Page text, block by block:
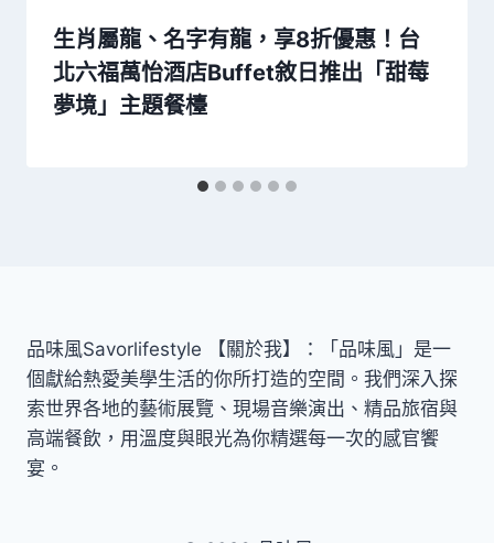
生肖屬龍、名字有龍，享8折優惠！台
北六福萬怡酒店Buffet敘日推出「甜莓
夢境」主題餐檯
品味風Savorlifestyle 【關於我】：「品味風」是一
個獻給熱愛美學生活的你所打造的空間。我們深入探
索世界各地的藝術展覽、現場音樂演出、精品旅宿與
高端餐飲，用溫度與眼光為你精選每一次的感官饗
宴。